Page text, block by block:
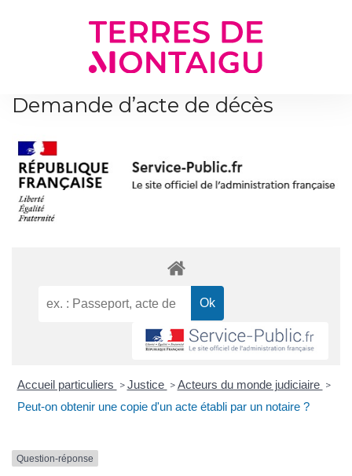
Demande d’acte de décès
Accueil particuliers > Justice > Acteurs du monde judiciaire >
Peut-on obtenir une copie d'un acte établi par un notaire ?
Question-réponse